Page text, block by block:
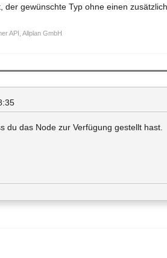
der gewünschte Typ ohne einen
API, Allplan GmbH
du das Node zur Verfügung gestellt hast.